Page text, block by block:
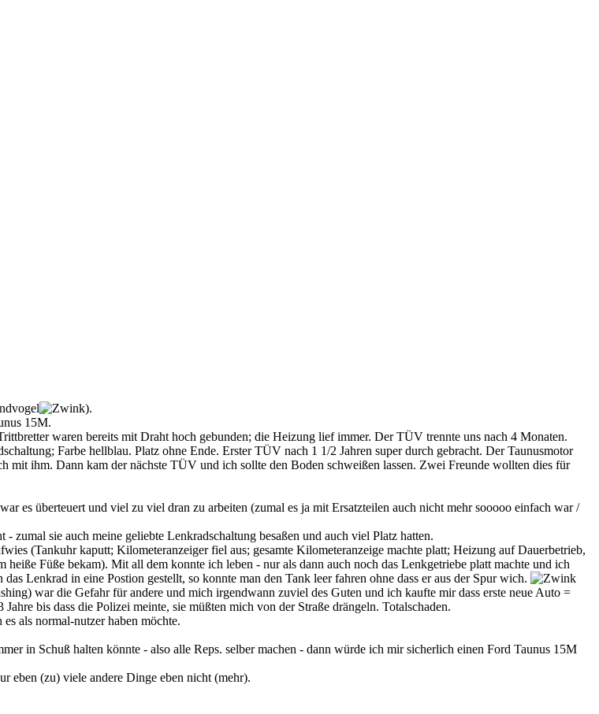
).
15M.
waren bereits mit Draht hoch gebunden; die Heizung lief immer. Der TÜV trennte uns nach 4 Monaten.
Farbe hellblau. Platz ohne Ende. Erster TÜV nach 1 1/2 Jahren super durch gebracht. Der Taunusmotor
mit ihm. Dann kam der nächste TÜV und ich sollte den Boden schweißen lassen. Zwei Freunde wollten dies für
es überteuert und viel zu viel dran zu arbeiten (zumal es ja mit Ersatzteilen auch nicht mehr sooooo einfach war /
zumal sie auch meine geliebte Lenkradschaltung besaßen und auch viel Platz hatten.
(Tankuhr kaputt; Kilometeranzeiger fiel aus; gesamte Kilometeranzeige machte platt; Heizung auf Dauerbetrieb,
Füße bekam). Mit all dem konnte ich leben - nur als dann auch noch das Lenkgetriebe platt machte und ich
Lenkrad in eine Postion gestellt, so konnte man den Tank leer fahren ohne dass er aus der Spur wich.
war die Gefahr für andere und mich irgendwann zuviel des Guten und ich kaufte mir dass erste neue Auto =
bis dass die Polizei meinte, sie müßten mich von der Straße drängeln. Totalschaden.
als normal-nutzer haben möchte.
in Schuß halten könnte - also alle Reps. selber machen - dann würde ich mir sicherlich einen Ford Taunus 15M
eben (zu) viele andere Dinge eben nicht (mehr).